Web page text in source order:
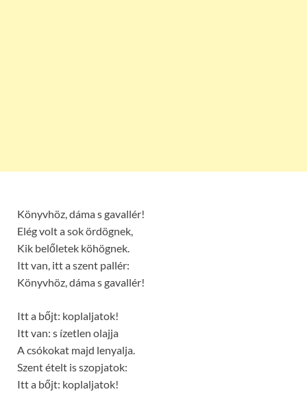
Könyvhöz, dáma s gavallér!
Elég volt a sok ördögnek,
Kik belőletek köhögnek.
Itt van, itt a szent pallér:
Könyvhöz, dáma s gavallér!
Itt a bőjt: koplaljatok!
Itt van: s ízetlen olajja
A csókokat majd lenyalja.
Szent ételt is szopjatok:
Itt a bőjt: koplaljatok!